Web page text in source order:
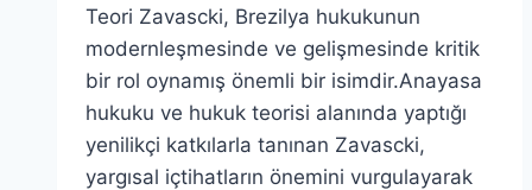
Teori Zavascki, Brezilya hukukunun
modernleşmesinde ve gelişmesinde kritik
bir rol oynamış önemli bir isimdir.Anayasa
hukuku ve hukuk teorisi alanında yaptığı
yenilikçi katkılarla tanınan Zavascki,
yargısal içtihatların önemini vurgulayarak